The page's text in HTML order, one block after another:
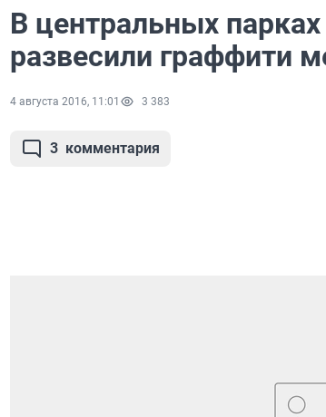
В центральных
развесили граффити
4 августа 2016, 11:01 3 383
3 комментария